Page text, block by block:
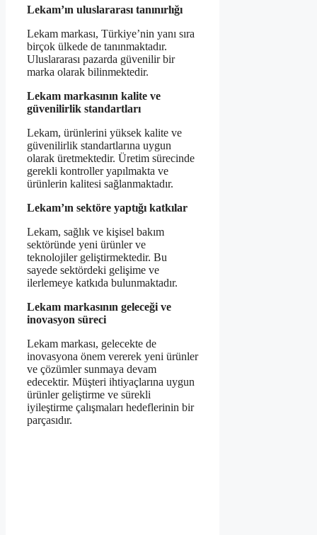
Lekam’ın uluslararası tanınırlığı
Lekam markası, Türkiye’nin yanı sıra
birçok ülkede de tanınmaktadır.
Uluslararası pazarda güvenilir bir
marka olarak bilinmektedir.
Lekam markasının kalite ve
güvenilirlik standartları
Lekam, ürünlerini yüksek kalite ve
güvenilirlik standartlarına uygun
olarak üretmektedir. Üretim sürecinde
gerekli kontroller yapılmakta ve
ürünlerin kalitesi sağlanmaktadır.
Lekam’ın sektöre yaptığı katkılar
Lekam, sağlık ve kişisel bakım
sektöründe yeni ürünler ve
teknolojiler geliştirmektedir. Bu
sayede sektördeki gelişime ve
ilerlemeye katkıda bulunmaktadır.
Lekam markasının geleceği ve
inovasyon süreci
Lekam markası, gelecekte de
inovasyona önem vererek yeni ürünler
ve çözümler sunmaya devam
edecektir. Müşteri ihtiyaçlarına uygun
ürünler geliştirme ve sürekli
iyileştirme çalışmaları hedeflerinin bir
parçasıdır.